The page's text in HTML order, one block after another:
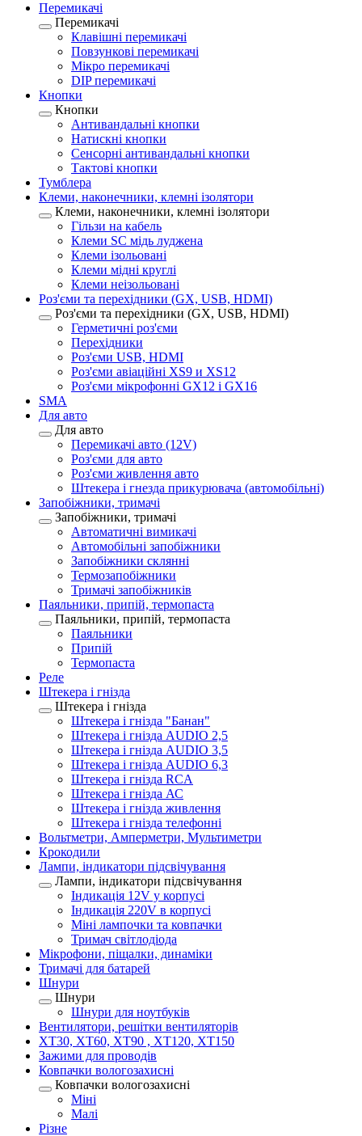
Перемикачі
Перемикачі
Клавішні перемикачі
Повзункові перемикачі
Мікро перемикачі
DIP перемикачі
Кнопки
Кнопки
Антивандальні кнопки
Натискні кнопки
Сенсорні антивандальні кнопки
Тактові кнопки
Тумблера
Клеми, наконечники, клемні ізолятори
Клеми, наконечники, клемні ізолятори
Гільзи на кабель
Клеми SC мідь луджена
Клеми ізольовані
Клеми мідні круглі
Клеми неізольовані
Роз'єми та перехідники (GX, USB, HDMI)
Роз'єми та перехідники (GX, USB, HDMI)
Герметичні роз'єми
Перехідники
Роз'єми USB, HDMI
Роз'єми авіаційні XS9 и XS12
Роз'єми мікрофонні GX12 і GX16
SMA
Для авто
Для авто
Перемикачі авто (12V)
Роз'єми для авто
Роз'єми живлення авто
Штекера і гнезда прикурювача (автомобільні)
Запобіжники, тримачі
Запобіжники, тримачі
Автоматичні вимикачі
Автомобільні запобіжники
Запобіжники склянні
Термозапобіжники
Тримачі запобіжників
Паяльники, припій, термопаста
Паяльники, припій, термопаста
Паяльники
Припій
Термопаста
Реле
Штекера і гнізда
Штекера і гнізда
Штекера і гнізда "Банан"
Штекера і гнізда AUDIO 2,5
Штекера і гнізда AUDIO 3,5
Штекера і гнізда AUDIO 6,3
Штекера і гнізда RCA
Штекера і гнізда АС
Штекера і гнізда живлення
Штекера і гнізда телефонні
Вольтметри, Амперметри, Мультиметри
Крокодили
Лампи, індикатори підсвічування
Лампи, індикатори підсвічування
Індикація 12V у корпусі
Індикація 220V в корпусі
Міні лампочки та ковпачки
Тримач світлодіода
Мікрофони, піщалки, динаміки
Тримачі для батарей
Шнури
Шнури
Шнури для ноутбуків
Вентилятори, решітки вентиляторів
XT30, XT60, XT90 , XT120, XT150
Зажими для проводів
Ковпачки вологозахисні
Ковпачки вологозахисні
Міні
Малі
Різне